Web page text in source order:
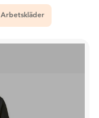
Arbetskläder